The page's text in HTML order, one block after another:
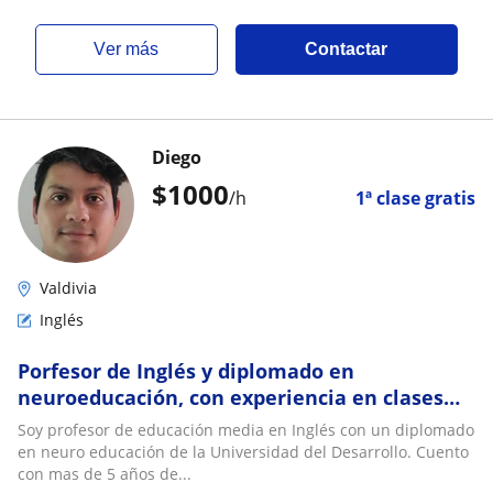
ver más Contactar
$1000/h 1ª clase gratis
Diego
Valdivia
Inglés
Porfesor de Inglés y diplomado en
neuroeducación, con experiencia en clases
con adultos, jóvenes y niños
Soy profesor de educación media en Inglés con un diplomado
en neuro educación de la Universidad del Desarrollo. Cuento
con mas de 5 años de...